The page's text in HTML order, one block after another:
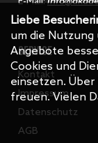
SERVICE
Kontakt
Impressum
Datenschutz
AGB
Liebe
um die
Angebote
Cookies und
einsetzen.
freuen. Vielen